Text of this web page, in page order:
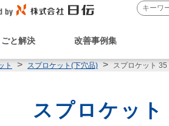
と解決 改善事例集
ト スプロケット(下穴品) スプロケット 35
スプロケッ